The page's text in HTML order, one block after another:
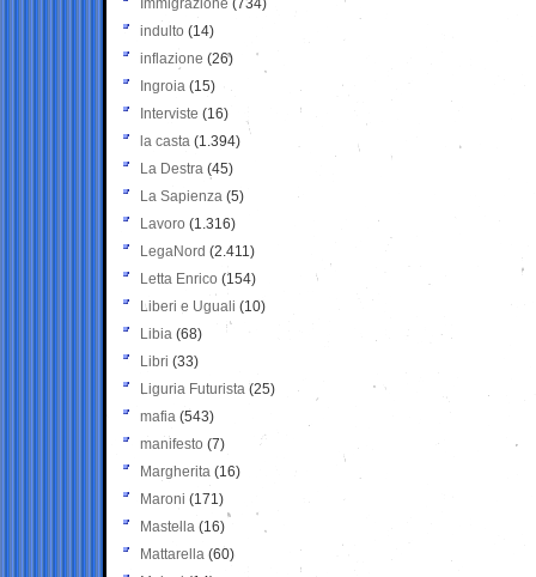
Immigrazione (734)
indulto (14)
inflazione (26)
Ingroia (15)
Interviste (16)
la casta (1.394)
La Destra (45)
La Sapienza (5)
Lavoro (1.316)
LegaNord (2.411)
Letta Enrico (154)
Liberi e Uguali (10)
Libia (68)
Libri (33)
Liguria Futurista (25)
mafia (543)
manifesto (7)
Margherita (16)
Maroni (171)
Mastella (16)
Mattarella (60)